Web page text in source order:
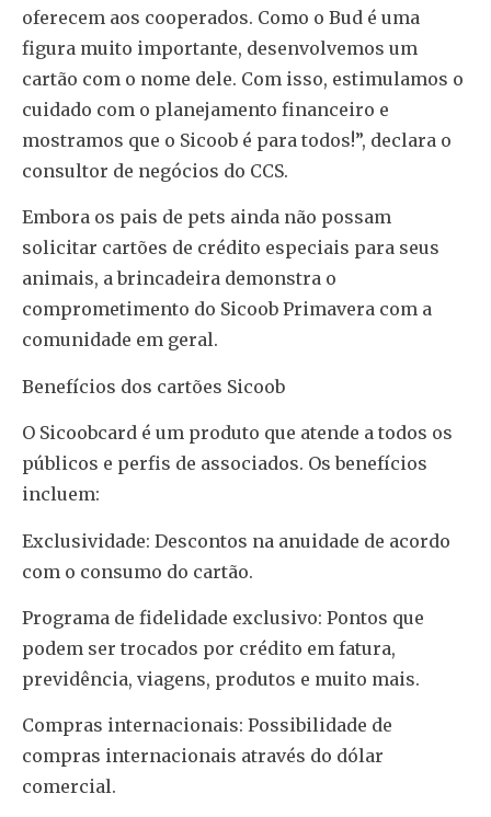
oferecem aos cooperados. Como o Bud é uma
figura muito importante, desenvolvemos um
cartão com o nome dele. Com isso, estimulamos o
cuidado com o planejamento financeiro e
mostramos que o Sicoob é para todos!”, declara o
consultor de negócios do CCS.
Embora os pais de pets ainda não possam
solicitar cartões de crédito especiais para seus
animais, a brincadeira demonstra o
comprometimento do Sicoob Primavera com a
comunidade em geral.
Benefícios dos cartões Sicoob
O Sicoobcard é um produto que atende a todos os
públicos e perfis de associados. Os benefícios
incluem:
Exclusividade: Descontos na anuidade de acordo
com o consumo do cartão.
Programa de fidelidade exclusivo: Pontos que
podem ser trocados por crédito em fatura,
previdência, viagens, produtos e muito mais.
Compras internacionais: Possibilidade de
compras internacionais através do dólar
comercial.